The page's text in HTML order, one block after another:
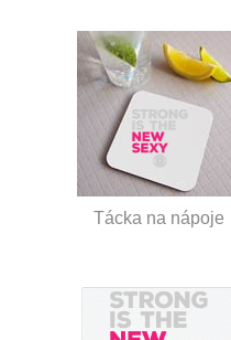
Tácka na nápoje